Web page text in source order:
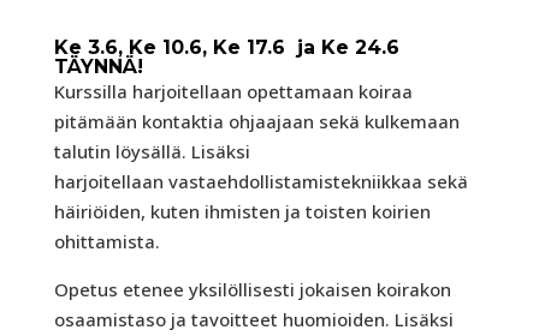
Ke 3.6, Ke 10.6, Ke 17.6 ja Ke 24.6
TÄYNNÄ!
Kurssilla harjoitellaan opettamaan koiraa
pitämään kontaktia ohjaajaan sekä kulkemaan
talutin löysällä. Lisäksi
harjoitellaan vastaehdollistamistekniikkaa sekä
häiriöiden, kuten ihmisten ja toisten koirien
ohittamista.
Opetus etenee yksilöllisesti jokaisen koirakon
osaamistaso ja tavoitteet huomioiden. Lisäksi